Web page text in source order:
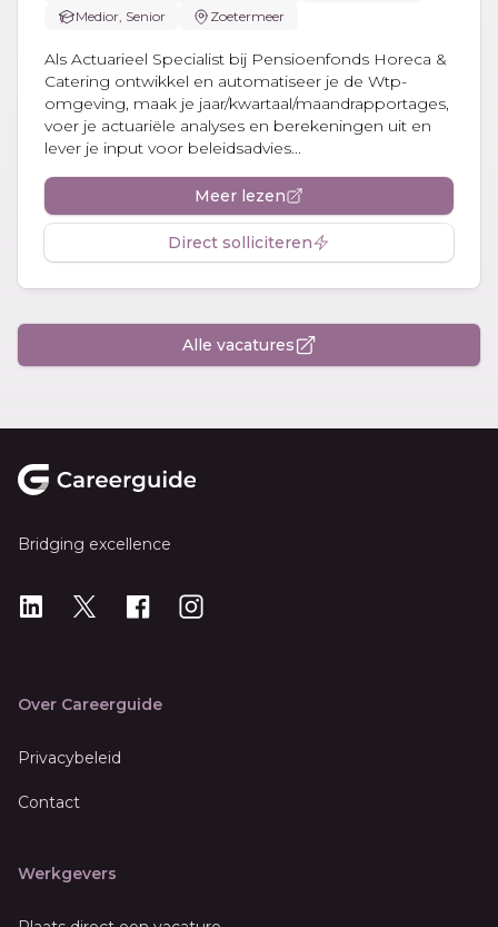
Medior, Senior
Zoetermeer
Als Actuarieel Specialist bij Pensioenfonds Horeca &
Catering ontwikkel en automatiseer je de Wtp-
omgeving, maak je jaar/kwartaal/maandrapportages,
voer je actuariële analyses en berekeningen uit en
lever je input voor beleidsadvies...
Meer lezen
Direct solliciteren
Alle vacatures
Bridging excellence
LinkedIn
X Instagram
Over Careerguide
Privacybeleid
Contact
Werkgevers